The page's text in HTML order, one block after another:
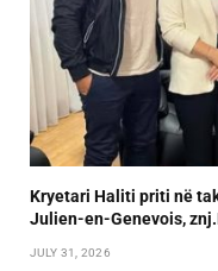
Kryetari Haliti priti në
Julien-en-Genevois,
JULY 31, 2026